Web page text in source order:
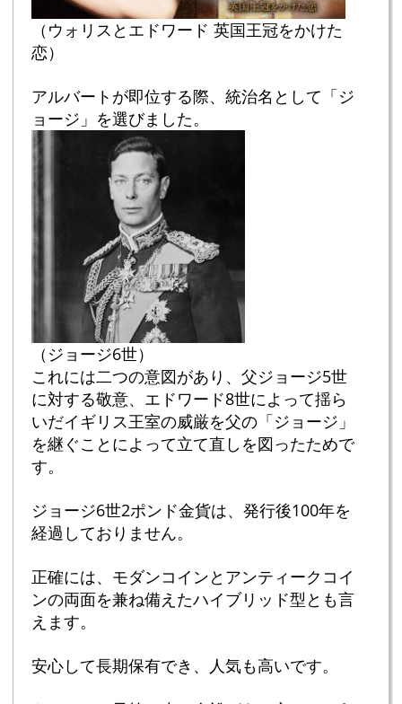
（ウォリスとエドワード 英国王冠をかけた
恋）
アルバートが即位する際、統治名として「ジ
ョージ」を選びました。
（ジョージ6世）
これには二つの意図があり、父ジョージ5世
に対する敬意、エドワード8世によって揺ら
いだイギリス王室の威厳を父の「ジョージ」
を継ぐことによって立て直しを図ったためで
す。
ジョージ6世2ポンド金貨は、発行後100年を
経過しておりません。
正確には、モダンコインとアンティークコイ
ンの両面を兼ね備えたハイブリッド型とも言
えます。
安心して長期保有でき、人気も高いです。